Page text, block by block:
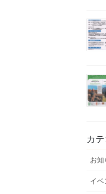
カ
お知
イベ